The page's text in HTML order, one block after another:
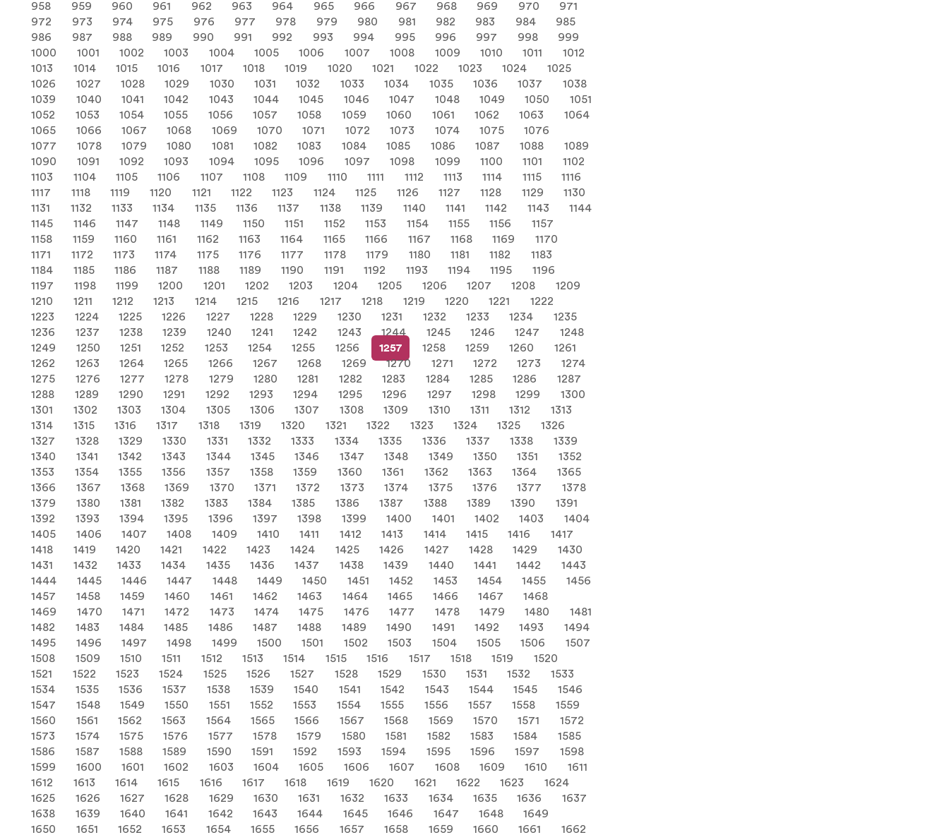
958
959 960 961 962 963 964 965 966 967 968 969 970
971
972
973 974 975 976 977 978 979 980 981 982 983 984
985
986
987 988 989 990 991 992 993 994 995 996 997 998
999
1000
1001 1002 1003 1004 1005 1006 1007 1008 1009 1010 1011
1012
1013
1014 1015 1016 1017 1018 1019 1020 1021 1022 1023 1024
1025
1026
1027 1028 1029 1030 1031 1032 1033 1034 1035 1036 1037
1038
1039
1040 1041 1042 1043 1044 1045 1046 1047 1048 1049 1050
1051
1052
1053 1054 1055 1056 1057 1058 1059 1060 1061 1062 1063
1064
1065
1066 1067 1068 1069 1070 1071 1072 1073 1074 1075
1076
1077
1078 1079 1080 1081 1082 1083 1084 1085 1086 1087 1088
1089
1090
1091 1092 1093 1094 1095 1096 1097 1098 1099 1100 1101
1102
1103
1104 1105 1106 1107 1108 1109 1110 1111 1112 1113 1114 1115
1116
1117
1118 1119 1120 1121 1122 1123 1124 1125 1126 1127 1128 1129
1130
1131
1132 1133 1134 1135 1136 1137 1138 1139 1140 1141 1142 1143
1144
1145
1146 1147 1148 1149 1150 1151 1152 1153 1154 1155 1156
1157
1158
1159 1160 1161 1162 1163 1164 1165 1166 1167 1168 1169
1170
1171
1172 1173 1174 1175 1176 1177 1178 1179 1180 1181 1182
1183
1184
1185 1186 1187 1188 1189 1190 1191 1192 1193 1194 1195
1196
1197
1198 1199 1200 1201 1202 1203 1204 1205 1206 1207 1208
1209
1210
1211 1212 1213 1214 1215 1216 1217 1218 1219 1220 1221
1222
1223
1224 1225 1226 1227 1228 1229 1230 1231 1232 1233 1234
1235
1236
1237 1238 1239 1240 1241 1242 1243 1244 1245 1246 1247
1248
1249
1250 1251 1252 1253 1254 1255 1256 1257 1258 1259 1260
1261
1262
1263 1264 1265 1266 1267 1268 1269 1270 1271 1272 1273
1274
1275
1276 1277 1278 1279 1280 1281 1282 1283 1284 1285 1286
1287
1288
1289 1290 1291 1292 1293 1294 1295 1296 1297 1298 1299
1300
1301
1302 1303 1304 1305 1306 1307 1308 1309 1310 1311 1312
1313
1314
1315 1316 1317 1318 1319 1320 1321 1322 1323 1324 1325
1326
1327
1328 1329 1330 1331 1332 1333 1334 1335 1336 1337 1338
1339
1340
1341 1342 1343 1344 1345 1346 1347 1348 1349 1350 1351
1352
1353
1354 1355 1356 1357 1358 1359 1360 1361 1362 1363 1364
1365
1366
1367 1368 1369 1370 1371 1372 1373 1374 1375 1376 1377
1378
1379
1380 1381 1382 1383 1384 1385 1386 1387 1388 1389 1390
1391
1392
1393 1394 1395 1396 1397 1398 1399 1400 1401 1402 1403
1404
1405
1406 1407 1408 1409 1410 1411 1412 1413 1414 1415 1416
1417
1418
1419 1420 1421 1422 1423 1424 1425 1426 1427 1428 1429
1430
1431
1432 1433 1434 1435 1436 1437 1438 1439 1440 1441 1442
1443
1444
1445 1446 1447 1448 1449 1450 1451 1452 1453 1454 1455
1456
1457
1458 1459 1460 1461 1462 1463 1464 1465 1466 1467
1468
1469
1470 1471 1472 1473 1474 1475 1476 1477 1478 1479 1480
1481
1482
1483 1484 1485 1486 1487 1488 1489 1490 1491 1492 1493
1494
1495
1496 1497 1498 1499 1500 1501 1502 1503 1504 1505 1506
1507
1508
1509 1510 1511 1512 1513 1514 1515 1516 1517 1518 1519
1520
1521
1522 1523 1524 1525 1526 1527 1528 1529 1530 1531 1532
1533
1534
1535 1536 1537 1538 1539 1540 1541 1542 1543 1544 1545
1546
1547
1548 1549 1550 1551 1552 1553 1554 1555 1556 1557 1558
1559
1560
1561 1562 1563 1564 1565 1566 1567 1568 1569 1570 1571
1572
1573
1574 1575 1576 1577 1578 1579 1580 1581 1582 1583 1584
1585
1586
1587 1588 1589 1590 1591 1592 1593 1594 1595 1596 1597
1598
1599
1600 1601 1602 1603 1604 1605 1606 1607 1608 1609 1610
1611
1612
1613 1614 1615 1616 1617 1618 1619 1620 1621 1622 1623
1624
1625
1626 1627 1628 1629 1630 1631 1632 1633 1634 1635 1636
1637
1638
1639 1640 1641 1642 1643 1644 1645 1646 1647 1648
1649
1650
1651 1652 1653 1654 1655 1656 1657 1658 1659 1660 1661 1662